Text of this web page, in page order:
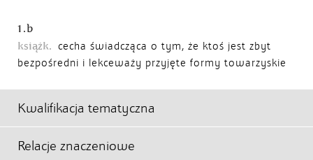
1.b
książk. cecha świadcząca o tym, że ktoś jest zbyt
bezpośredni i lekceważy przyjęte formy towarzyskie
Kwalifikacja tematyczna
Relacje znaczeniowe